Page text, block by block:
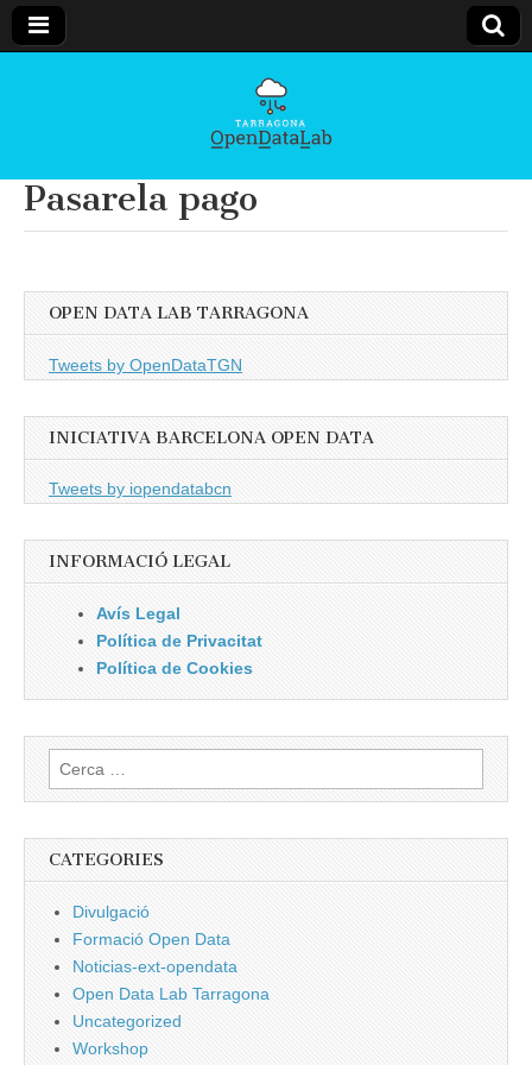
Data LAB
Tarragona
Pasarela pago
OPEN DATA LAB TARRAGONA
Tweets by OpenDataTGN
INICIATIVA BARCELONA OPEN DATA
Tweets by iopendatabcn
INFORMACIÓ LEGAL
Avís Legal
Política de Privacitat
Política de Cookies
Cerca:
CATEGORIES
Divulgació
Formació Open Data
Noticias-ext-opendata
Open Data Lab Tarragona
Uncategorized
Workshop